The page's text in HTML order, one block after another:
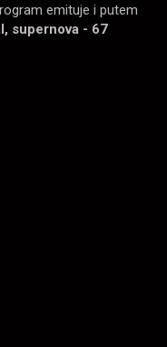
emituje i putem
supernova - 67